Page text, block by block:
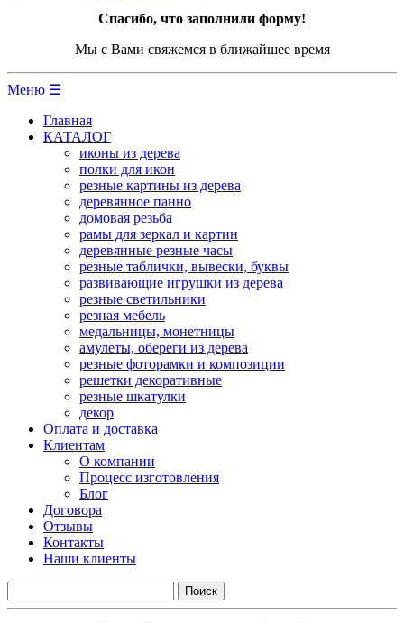
Спасибо, что заполнили форму!
Мы с Вами свяжемся в ближайшее время
Меню ☰
Главная
КАТАЛОГ
иконы из дерева
полки для икон
резные картины из дерева
деревянное панно
домовая резьба
рамы для зеркал и картин
деревянные резные часы
резные таблички, вывески, буквы
развивающие игрушки из дерева
резные светильники
резная мебель
медальницы, монетницы
амулеты, обереги из дерева
резные фоторамки и композиции
решетки декоративные
резные шкатулки
декор
Оплата и доставка
Клиентам
О компании
Процесс изготовления
Блог
Договора
Отзывы
Контакты
Наши клиенты